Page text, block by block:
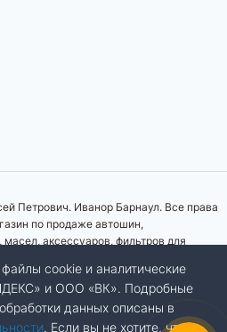
Петрович. Иванор Барнаул. Все права
по продаже автошин,
масел, аксессуаров, фильтров для
информация о товарах, их
наличия на складе ни при каких
офертой, определяемой положениями
Российской Федерации.
cookie и аналитические
и ООО «ВК». Подробные
данных описаны в
. Если вы не хотите, чтобы